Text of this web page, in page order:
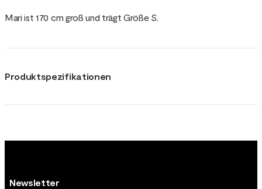
Mari ist 170 cm groß und trägt Größe S.
Produktspezifikationen
Newsletter